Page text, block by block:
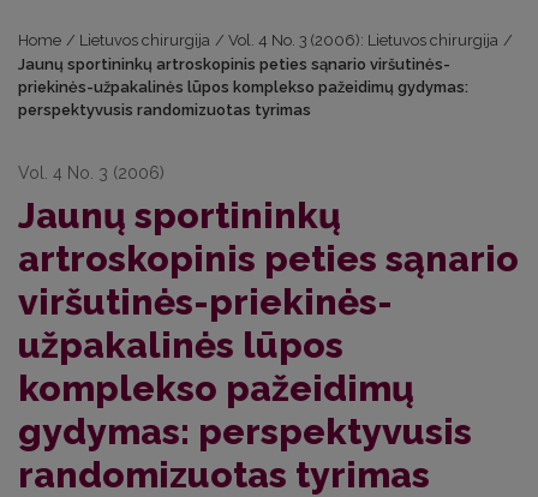
Home / Lietuvos chirurgija / Vol. 4 No. 3 (2006): Lietuvos chirurgija /
Jaunų sportininkų artroskopinis peties sąnario viršutinės-
priekinės-užpakalinės lūpos komplekso pažeidimų gydymas:
perspektyvusis randomizuotas tyrimas
Vol. 4 No. 3 (2006)
Jaunų sportininkų
artroskopinis peties sąnario
viršutinės-priekinės-
užpakalinės lūpos
komplekso pažeidimų
gydymas: perspektyvusis
randomizuotas tyrimas